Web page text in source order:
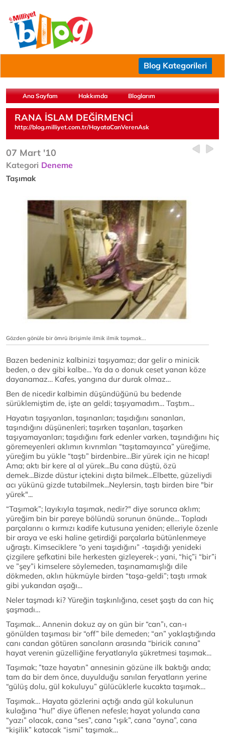
Blog Kategorileri
Ana Sayfam Hakkımda Bloglarım
RANA İSLAM DEĞİRMENCİ
http://blog.milliyet.com.tr/HayataCanVerenAsk
07 Mart '10
Kategori Deneme
Taşımak
Gözden gönüle bir ömrü ibrişimle ilmik ilmik taşımak...
Bazen bedeniniz kalbinizi taşıyamaz; dar gelir o minicik
beden, o dev gibi kalbe… Ya da o donuk ceset yanan köze
dayanamaz… Kafes, yangına dur durak olmaz…
Ben de nicedir kalbimin düşündüğünü bu bedende
sürüklemiştim de, işte an geldi; taşıyamadım… Taştım…
Hayatın taşıyanları, taşınanları; taşıdığını sananları,
taşındığını düşünenleri; taşırken taşanları, taşarken
taşıyamayanları; taşıdığını fark edenler varken, taşındığını hiç
göremeyenleri aklımın kıvrımları “taşıtamayınca” yüreğime,
yüreğim bu yükle “taştı” birdenbire…Bir yürek için ne hicap!
Ama; aktı bir kere al al yürek...Bu cana düştü, özü
demek...Bizde düstur içtekini dışta bilmek...Elbette, güzeliydi
acı yükünü gizde tutabilmek...Neylersin, taştı birden bire "bir
yürek"...
“Taşımak”; layıkıyla taşımak, nedir?" diye sorunca aklım;
yüreğim bin bir pareye bölündü sorunun önünde… Topladı
parçalarını o kırmızı kadife kutusuna yeniden; elleriyle özenle
bir araya ve eski haline getirdiği parçalarla bütünlenmeye
uğraştı. Kimseciklere “o yeni taşıdığını” -taşıdığı yenideki
çizgilere şefkatini bile herkesten gizleyerek-; yani, “hiç”i “bir”i
ve ”şey”i kimselere söylemeden, taşınamamışlığı dile
dökmeden, aklın hükmüyle birden “taşa-geldi”; taştı ırmak
gibi yukarıdan aşağı…
Neler taşmadı ki? Yüreğin taşkınlığına, ceset şaştı da can hiç
şaşmadı…
Taşımak… Annenin dokuz ay on gün bir “can”ı, can-ı
gönülden taşıması bir “off” bile demeden; “an” yaklaştığında
canı candan götüren sancıların arasında “biricik canına”
hayat verenin güzelliğine feryatlarıyla şükretmesi taşımak…
Taşımak; ”taze hayatın” annesinin gözüne ilk baktığı anda;
tam da bir dem önce, duyulduğu sanılan feryatların yerine
“gülüş dolu, gül kokuluyu” gülücüklerle kucakta taşımak…
Taşımak… Hayata gözlerini açtığı anda gül kokulunun
kulağına “hu!” diye üflenen nefesle; hayat yolunda cana
“yazı” olacak, cana “ses”, cana “ışık”, cana “ayna”, cana
“kişilik” katacak “ismi” taşımak…